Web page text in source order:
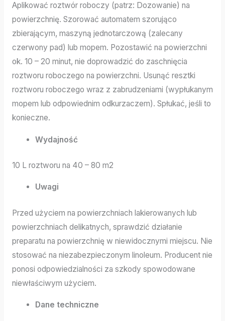
Aplikować roztwór roboczy (patrz: Dozowanie) na
powierzchnię. Szorować automatem szorująco
zbierającym, maszyną jednotarczową (zalecany
czerwony pad) lub mopem. Pozostawić na powierzchni
ok. 10 – 20 minut, nie doprowadzić do zaschnięcia
roztworu roboczego na powierzchni. Usunąć resztki
roztworu roboczego wraz z zabrudzeniami (wypłukanym
mopem lub odpowiednim odkurzaczem). Spłukać, jeśli to
konieczne.
Wydajność
10 L roztworu na 40 – 80 m2
Uwagi
Przed użyciem na powierzchniach lakierowanych lub
powierzchniach delikatnych, sprawdzić działanie
preparatu na powierzchnię w niewidocznymi miejscu. Nie
stosować na niezabezpieczonym linoleum. Producent nie
ponosi odpowiedzialności za szkody spowodowane
niewłaściwym użyciem.
Dane techniczne